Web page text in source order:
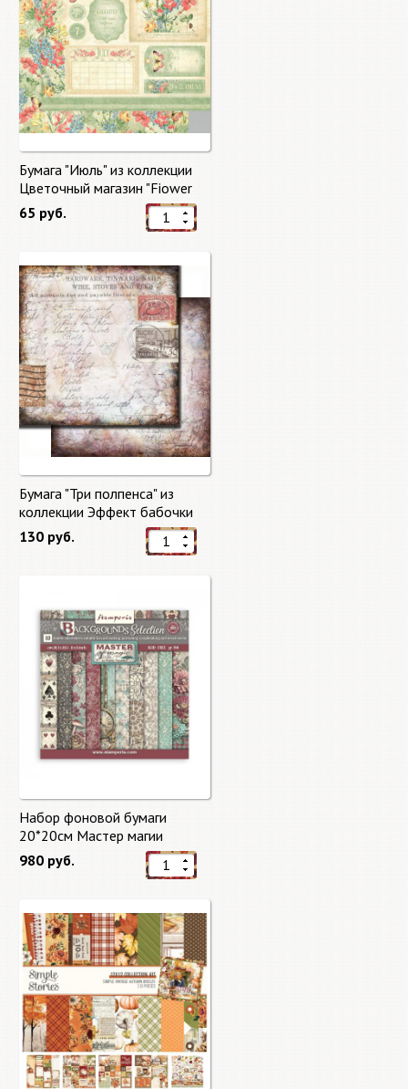
Бумага "Июль" из коллекции
Цветочный магазин "Fiower
Market"
65 руб.
Бумага "Три полпенса" из
коллекции Эффект бабочки
"Butterfly Effect"
130 руб.
Набор фоновой бумаги
20*20см Мастер магии
"Master of Magic" 10 листов +
бонус от Stamperia
980 руб.